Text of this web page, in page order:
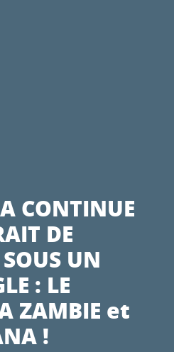
CONTINUE
DE
UN
: LE
ZAMBIE et
!